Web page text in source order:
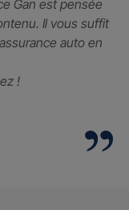
Gan est pensée
Il vous suffit
auto en
!